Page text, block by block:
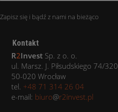
Zapisz się i bądź z nami na bieżąco
Kontakt
R2Invest Sp. z o. o.
ul. Marsz. J. Piłsudskiego 74/320
50-020 Wrocław
tel. +48 71 314 26 04
e-mail: biuro@r2invest.pl